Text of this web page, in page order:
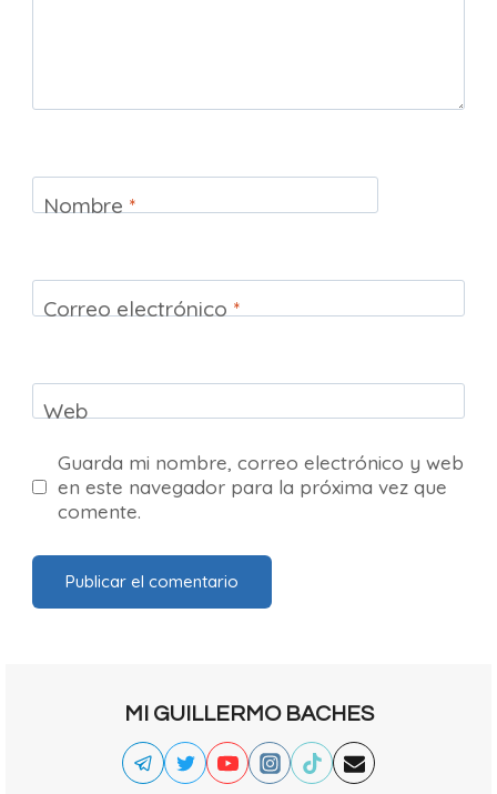
Nombre *
Correo electrónico *
Web
Guarda mi nombre, correo electrónico y web
en este navegador para la próxima vez que
comente.
MI GUILLERMO BACHES